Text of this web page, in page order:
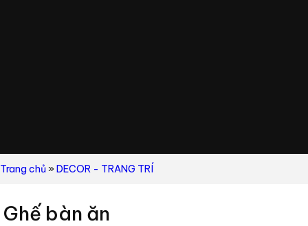
Trang chủ » DECOR - TRANG TRÍ
Ghế bàn ăn